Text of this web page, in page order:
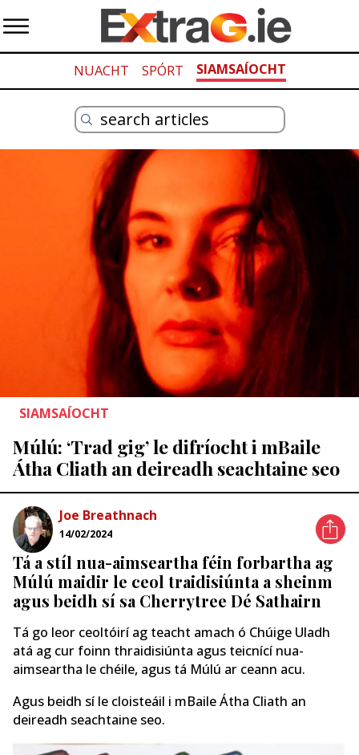
NUACHT SPÓRT SIAMSAÍOCHT
SIAMSAÍOCHT
Múlú: ‘Trad gig’ le difríocht i mBaile
Átha Cliath an deireadh seachtaine seo
Joe Breathnach
14/02/2024
Tá a stíl nua-aimseartha féin forbartha ag
Múlú maidir le ceol traidisiúnta a sheinm
agus beidh sí sa Cherrytree Dé Sathairn
Tá go leor ceoltóirí ag teacht amach ó Chúige Uladh
atá ag cur foinn thraidisiúnta agus teicnící nua-
aimseartha le chéile, agus tá Múlú ar ceann acu.
Agus beidh sí le cloisteáil i mBaile Átha Cliath an
deireadh seachtaine seo.